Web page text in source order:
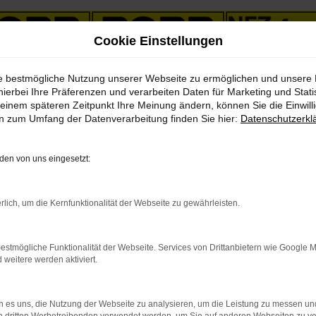
Jena
mit Lieferservice nach
und durchstarten
sein? Dann lassen Sie uns gemeinsam daran „arbeiten“.
So werden auch Sie staunen, wie günstig ein Volvo S60
einem Gebrauchtfahrzeug, einem Jahreswagen, einer
Fahrzeuge ist, braucht hoffentlich nicht zusätzlich
Cookie Einstellungen
bestmögliche Nutzung unserer Webseite zu ermöglichen und unsere
Ihre Präferenzen und verarbeiten Daten für Marketing und
späteren Zeitpunkt Ihre Meinung ändern, können Sie die
zum Umfang der Datenverarbeitung finden Sie hier:
von uns eingesetzt:
um die Kernfunktionalität der Webseite zu gewährleisten.
Funktionalität der Webseite. Services von Drittanbietern wie Google
weitere werden aktiviert.
es uns, die Nutzung der Webseite zu analysieren, um die Leistung zu messen